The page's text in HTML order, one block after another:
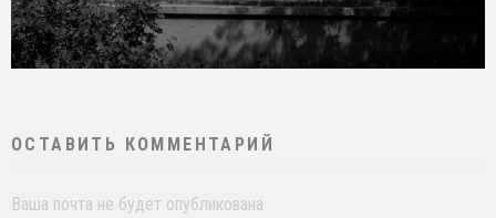
ОСТАВИТЬ КОММЕНТАРИЙ
Ваша почта не будет опубликована